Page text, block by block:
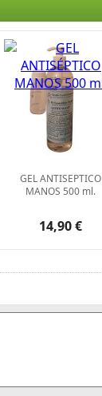
GEL ANTISEPTICO
MANOS 500 ml.
14,90 €